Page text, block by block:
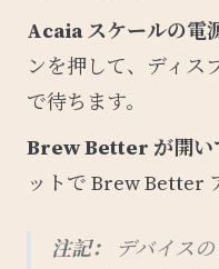
Acaia スケールの電
ンを押して、ディス
で待ちます。
Brew Better が開い
ットで Brew Better
注記：
デバイス